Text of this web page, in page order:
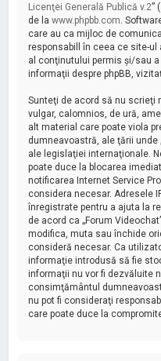
Licenţei Generală Publică v.2”
de lawww.phpbb.com.
care au ca mijloc de
responsabill în ceea ce site-
al conţinutului permis şi/sau
informaţii despre phpBB,
Sunteţi de acord să nu scrieţi
vulgar, calomnios, de ură,
alt material care poate viola
dumneavoastră, ale ţării unde
ale legislaţiei internaţionale.
poate duce la blocarea
notificarea Internet Service
considera necesar. Adresele
înregistrate pentru a ajuta la
de acord ca „Forum
modifica, muta sau închide
consideră necesar. Ca
informaţie introdusă să fie
informaţii nu vor fi dezvăluite
consimţământul
nu pot fi consideraţi
care poate duce la